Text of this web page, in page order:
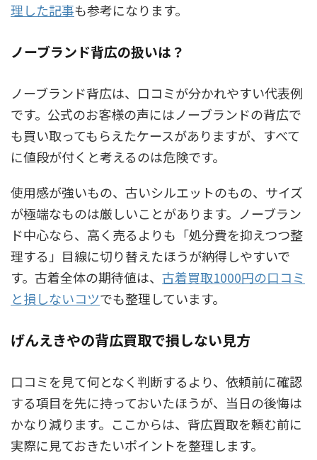
理した記事も参考になります。
ノーブランド背広の扱いは？
ノーブランド背広は、口コミが分かれやすい代表例
です。公式のお客様の声にはノーブランドの背広で
も買い取ってもらえたケースがありますが、すべて
に値段が付くと考えるのは危険です。
使用感が強いもの、古いシルエットのもの、サイズ
が極端なものは厳しいことがあります。ノーブラン
ド中心なら、高く売るよりも「処分費を抑えつつ整
理する」目線に切り替えたほうが納得しやすいで
す。古着全体の期待値は、 古着買取1000円の口コミ
と損しないコツでも整理しています。
げんえきやの背広買取で損しない見方
口コミを見て何となく判断するより、依頼前に確認
する項目を先に持っておいたほうが、当日の後悔は
かなり減ります。ここからは、背広買取を頼む前に
実際に見ておきたいポイントを整理します。